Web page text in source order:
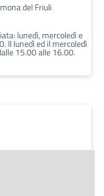
del Friuli
lunedì, mercoledì e
Il lunedì ed il mercoledì
15.00 alle 16.00.